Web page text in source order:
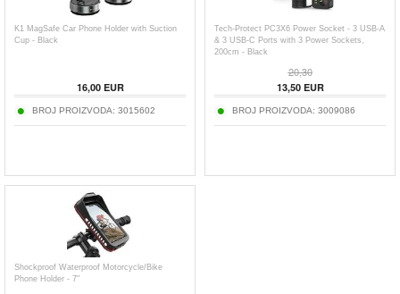
K1 MagSafe Car Phone Holder with Suction
Cup - Black
16,00EUR
BROJ PROIZVODA: 3015602
Tech-Protect PC3X6 Power Socket - 3 USB-A
& 3 USB-C Ports with 3 Power Sockets,
200cm - Black
20,30
13,50EUR
BROJ PROIZVODA: 3009086
Shockproof Waterproof Motorcycle/Bike
Phone Holder - 7"